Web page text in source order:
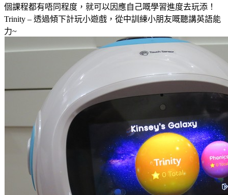
個課程都有唔同程度，就可以因應自己嘅學習進度去玩添 ！
Trinity – 透過傾下計玩小遊戲，從中訓練小朋友嘅聽講英語能
力~